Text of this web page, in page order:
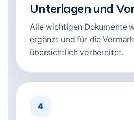
Unterlagen und
Alle wichtigen Dokumente
ergänzt und für die
übersichtlich vorbereitet.
4